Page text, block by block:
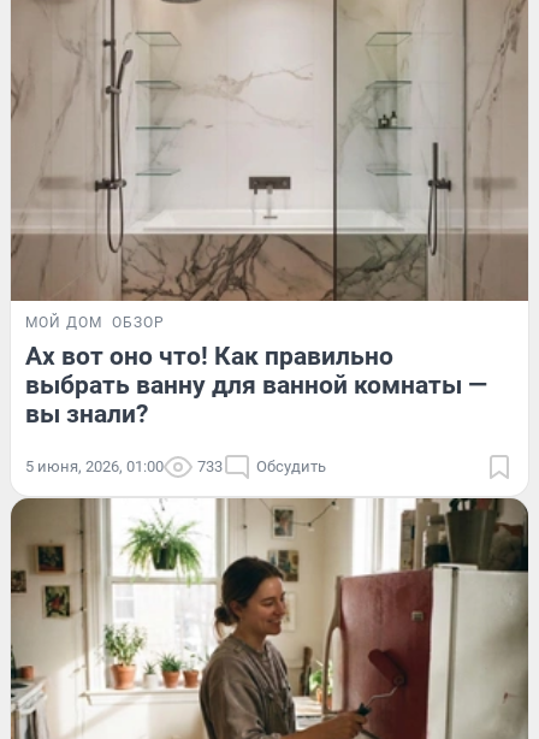
МОЙ ДОМ ОБЗОР
Ах вот оно что! Как правильно
выбрать ванну для ванной комнаты —
вы знали?
5 июня, 2026, 01:00 733 Обсудить